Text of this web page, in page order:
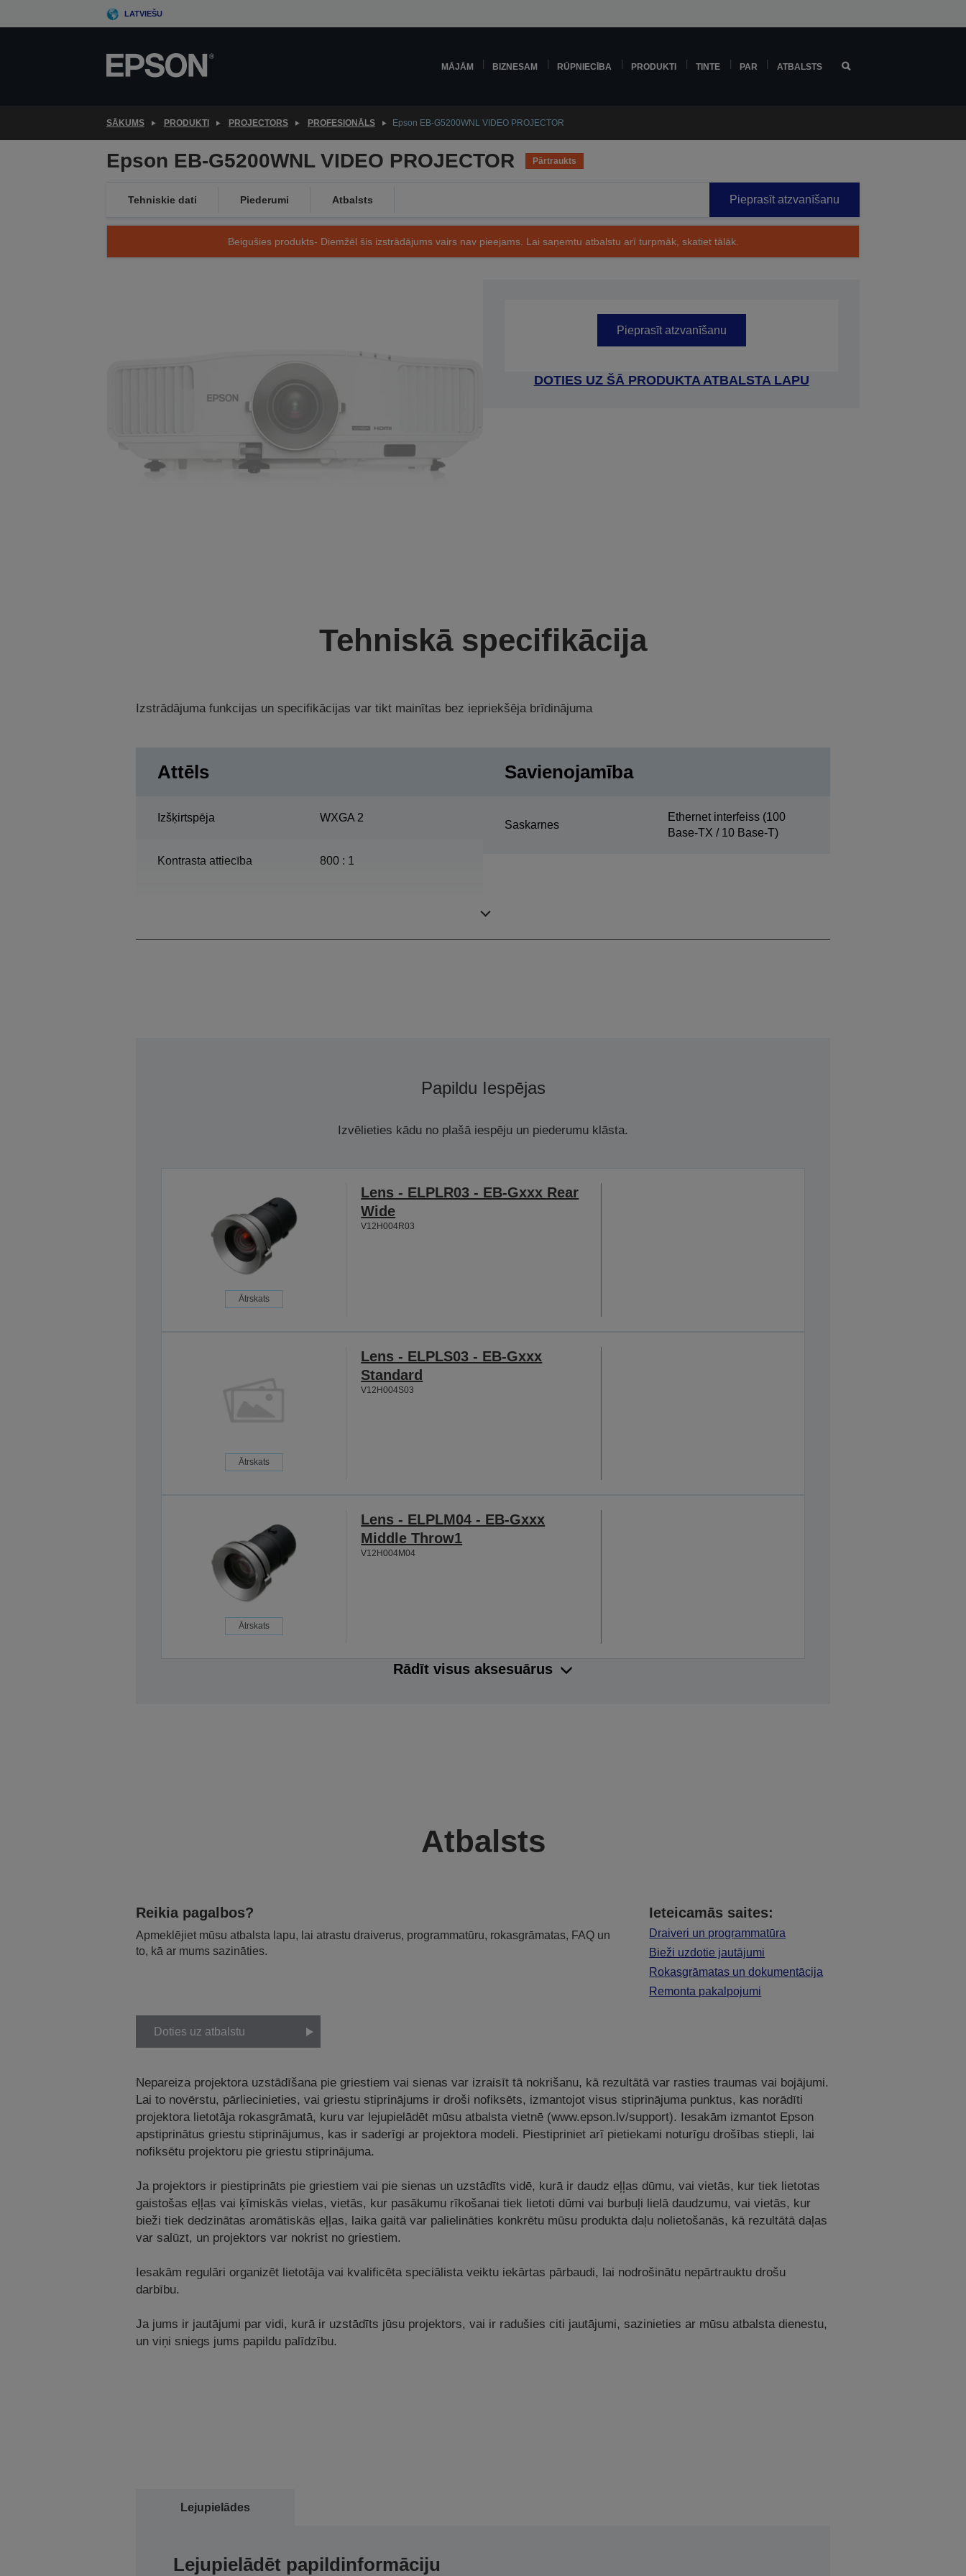
to
LATVIEŠU
MĀJĀM BIZNESAM RŪPNIECĪBA PRODUKTI TINTE PAR ATBALSTS
SĀKUMS PRODUKTI PROJECTORS PROFESIONĀLS Epson EB-G5200WNL VIDEO PROJECTOR
Epson EB-G5200WNL VIDEO PROJECTOR Pārtraukts
Tehniskie dati Piederumi Atbalsts Pieprasīt atzvanīšanu
Beigušies produkts- Diemžēl šis izstrādājums vairs nav pieejams. Lai saņemtu atbalstu arī turpmāk, skatiet tālāk.
Pieprasīt atzvanīšanu
DOTIES UZ ŠĀ PRODUKTA ATBALSTA LAPU
Tehniskā specifikācija
Izstrādājuma funkcijas un specifikācijas var tikt mainītas bez iepriekšēja brīdinājuma
Attēls
Izšķirtspēja WXGA 2
Kontrasta attiecība 800 : 1
Savienojamība
Saskarnes
Ethernet interfeiss (100
Base-TX / 10 Base-T)
Papildu Iespējas
Izvēlieties kādu no plašā iespēju un piederumu klāsta.
Ātrskats
Lens - ELPLR03 - EB-Gxxx Rear
Wide
V12H004R03
Ātrskats
Lens - ELPLS03 - EB-Gxxx
Standard
V12H004S03
Ātrskats
Lens - ELPLM04 - EB-Gxxx
Middle Throw1
V12H004M04
Rādīt visus aksesuārus
Atbalsts
Reikia pagalbos?
Apmeklējiet mūsu atbalsta lapu, lai atrastu draiverus, programmatūru, rokasgrāmatas, FAQ un
to, kā ar mums sazināties.
Ieteicamās saites:
Draiveri un programmatūra
Bieži uzdotie jautājumi
Rokasgrāmatas un dokumentācija
Remonta pakalpojumi
Doties uz atbalstu
Nepareiza projektora uzstādīšana pie griestiem vai sienas var izraisīt tā nokrišanu, kā rezultātā var rasties traumas vai bojājumi.
Lai to novērstu, pārliecinieties, vai griestu stiprinājums ir droši nofiksēts, izmantojot visus stiprinājuma punktus, kas norādīti
projektora lietotāja rokasgrāmatā, kuru var lejupielādēt mūsu atbalsta vietnē (www.epson.lv/support). Iesakām izmantot Epson
apstiprinātus griestu stiprinājumus, kas ir saderīgi ar projektora modeli. Piestipriniet arī pietiekami noturīgu drošības stiepli, lai
nofiksētu projektoru pie griestu stiprinājuma.
Ja projektors ir piestiprināts pie griestiem vai pie sienas un uzstādīts vidē, kurā ir daudz eļļas dūmu, vai vietās, kur tiek lietotas
gaistošas eļļas vai ķīmiskās vielas, vietās, kur pasākumu rīkošanai tiek lietoti dūmi vai burbuļi lielā daudzumu, vai vietās, kur
bieži tiek dedzinātas aromātiskās eļļas, laika gaitā var palielināties konkrētu mūsu produkta daļu nolietošanās, kā rezultātā daļas
var salūzt, un projektors var nokrist no griestiem.
Iesakām regulāri organizēt lietotāja vai kvalificēta speciālista veiktu iekārtas pārbaudi, lai nodrošinātu nepārtrauktu drošu
darbību.
Ja jums ir jautājumi par vidi, kurā ir uzstādīts jūsu projektors, vai ir radušies citi jautājumi, sazinieties ar mūsu atbalsta dienestu,
un viņi sniegs jums papildu palīdzību.
Lejupielādes
Lejupielādēt papildinformāciju